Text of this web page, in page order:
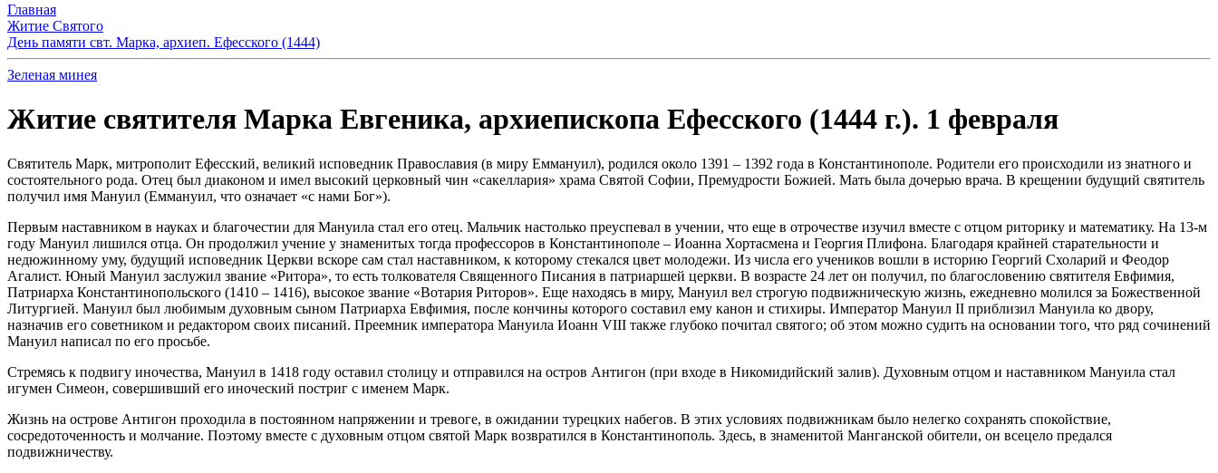
Главная
Житие Святого
День памяти свт. Марка, архиеп. Ефесского (1444)
Зеленая минея
Житие святителя Марка Евгеника, архиепископа Ефесского (1444 г.). 1 февраля
Святитель Марк, митрополит Ефесский, великий исповедник Православия (в миру Еммануил), родился около 1391 – 1392 года в Константинополе. Родители его происходили из знатного и
состоятельного рода. Отец был диаконом и имел высокий церковный чин «сакеллария» храма Святой Софии, Премудрости Божией. Мать была дочерью врача. В крещении будущий святитель
получил имя Мануил (Еммануил, что означает «с нами Бог»).
Первым наставником в науках и благочестии для Мануила стал его отец. Мальчик настолько преуспевал в учении, что еще в отрочестве изучил вместе с отцом риторику и математику. На 13-м
году Мануил лишился отца. Он продолжил учение у знаменитых тогда профессоров в Константинополе – Иоанна Хортасмена и Георгия Плифона. Благодаря крайней старательности и
недюжинному уму, будущий исповедник Церкви вскоре сам стал наставником, к которому стекался цвет молодежи. Из числа его учеников вошли в историю Георгий Схоларий и Феодор
Агалист. Юный Мануил заслужил звание «Ритора», то есть толкователя Священного Писания в патриаршей церкви. В возрасте 24 лет он получил, по благословению святителя Евфимия,
Патриарха Константинопольского (1410 – 1416), высокое звание «Вотария Риторов». Еще находясь в миру, Мануил вел строгую подвижническую жизнь, ежедневно молился за Божественной
Литургией. Мануил был любимым духовным сыном Патриарха Евфимия, после кончины которого составил ему канон и стихиры. Император Мануил II приблизил Мануила ко двору,
назначив его советником и редактором своих писаний. Преемник императора Мануила Иоанн VIII также глубоко почитал святого; об этом можно судить на основании того, что ряд сочинений
Мануил написал по его просьбе.
Стремясь к подвигу иночества, Мануил в 1418 году оставил столицу и отправился на остров Антигон (при входе в Никомидийский залив). Духовным отцом и наставником Мануила стал
игумен Симеон, совершивший его иноческий постриг с именем Марк.
Жизнь на острове Антигон проходила в постоянном напряжении и тревоге, в ожидании турецких набегов. В этих условиях подвижникам было нелегко сохранять спокойствие,
сосредоточенность и молчание. Поэтому вместе с духовным отцом святой Марк возвратился в Константинополь. Здесь, в знаменитой Манганской обители, он всецело предался
подвижничеству.